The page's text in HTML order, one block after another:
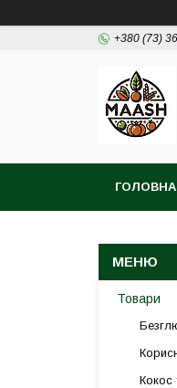
+380 (73)
ГОЛОВНА
Товари
Кокос